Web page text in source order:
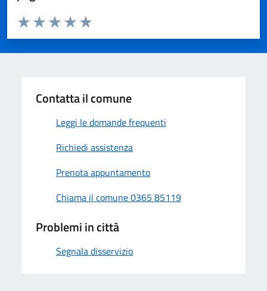
Valuta da 1 a 5 stelle la pagina
Valuta 5 stelle su 5
Valuta 4 stelle su 5
Valuta 3 stelle su 5
Valuta 2 stelle su 5
Valuta 1 stelle su 5
Contatta il comune
Leggi le domande frequenti
Richiedi assistenza
Prenota appuntamento
Chiama il comune 0365 85119
Problemi in città
Segnala disservizio